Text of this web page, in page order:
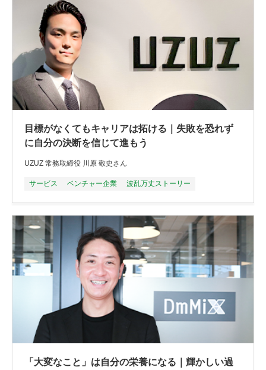
目標がなくてもキャリアは拓ける｜失敗を恐れず
に自分の決断を信じて進もう
UZUZ 常務取締役 川原 敬史さん
サービス ベンチャー企業 波乱万丈ストーリー
「大変なこと」は自分の栄養になる｜輝かしい過